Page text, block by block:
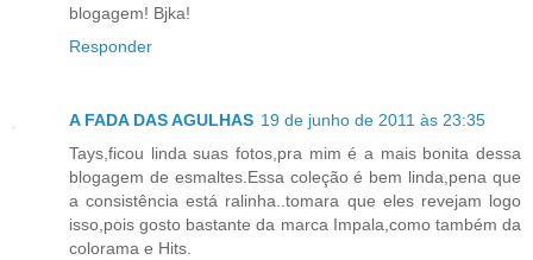
blogagem! Bjka!
Responder
A FADA DAS AGULHAS 19 de junho de 2011 às 23:35
Tays,ficou linda suas fotos,pra mim é a mais bonita dessa
blogagem de esmaltes.Essa coleção é bem linda,pena que
a consistência está ralinha..tomara que eles revejam logo
isso,pois gosto bastante da marca Impala,como também da
colorama e Hits.